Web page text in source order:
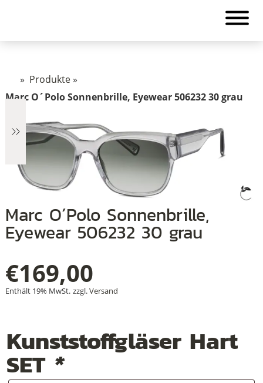
» Produkte»
Marc O´Polo Sonnenbrille, Eyewear 506232 30 grau
Marc O´Polo Sonnenbrille,
Eyewear 506232 30 grau
€169,00
Enthält 19% MwSt. zzgl.Versand
Kunststoffgläser Hart
SET *
2.890
+
+